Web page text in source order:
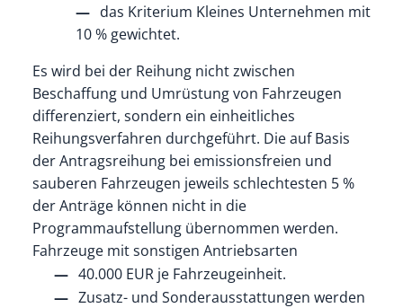
das Kriterium Kleines Unternehmen mit
10 % gewichtet.
Es wird bei der Reihung nicht zwischen
Beschaffung und Umrüstung von Fahrzeugen
differenziert, sondern ein einheitliches
Reihungsverfahren durchgeführt. Die auf Basis
der Antragsreihung bei emissionsfreien und
sauberen Fahrzeugen jeweils schlechtesten 5 %
der Anträge können nicht in die
Programmaufstellung übernommen werden.
Fahrzeuge mit sonstigen Antriebsarten
40.000 EUR je Fahrzeugeinheit.
Zusatz- und Sonderausstattungen werden